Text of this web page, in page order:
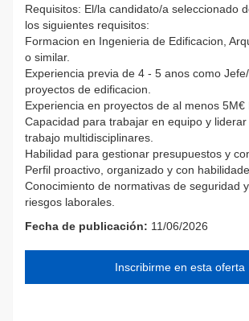
Requisitos: El/la candidato/a seleccionado
los siguientes requisitos:
Formacion en Ingenieria de Edificacion,
o similar.
Experiencia previa de 4 - 5 anos como
proyectos de edificacion.
Experiencia en proyectos de al menos 5M€
Capacidad para trabajar en equipo y
trabajo multidisciplinares.
Habilidad para gestionar presupuestos y
Perfil proactivo, organizado y con
Conocimiento de normativas de seguridad
riesgos laborales.
Fecha de publicación: 11/06/2026
Inscribirme en esta oferta